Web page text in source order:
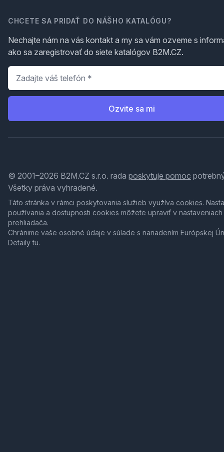
CHCETE SA PRIDAŤ DO NÁŠHO KATALÓGU?
Nechajte nám na vás kontakt a my sa vám ozveme s
ako sa zaregistrovať do siete katalógov B2M.CZ.
Telefón
Ozvite sa mi
© 2001–2026 B2M.CZ s.r.o. rada poskytuje pomoc
Všetky práva vyhradené.
Táto stránka v rámci poskytovania služieb využíva cookies.
používania a dostupnosti cookies môžete upraviť v nastaveniach
prehliadača.
Chránime vaše osobné údaje v súlade s nariadením Európskej
Detailytu.